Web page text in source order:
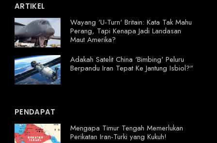
ARTIKEL
Wayang 'U-Turn' Britain: Kata Tak Mahu
Perang, Tapi Kenapa Jadi Landasan
Maut Amerika?
Adakah Satelit China 'Bimbing' Peluru
Berpandu Iran Tepat Ke Jantung Isbiol?"
PENDAPAT
Mengapa Timur Tengah Memerlukan
Perikatan Iran-Turki yang Kukuh!